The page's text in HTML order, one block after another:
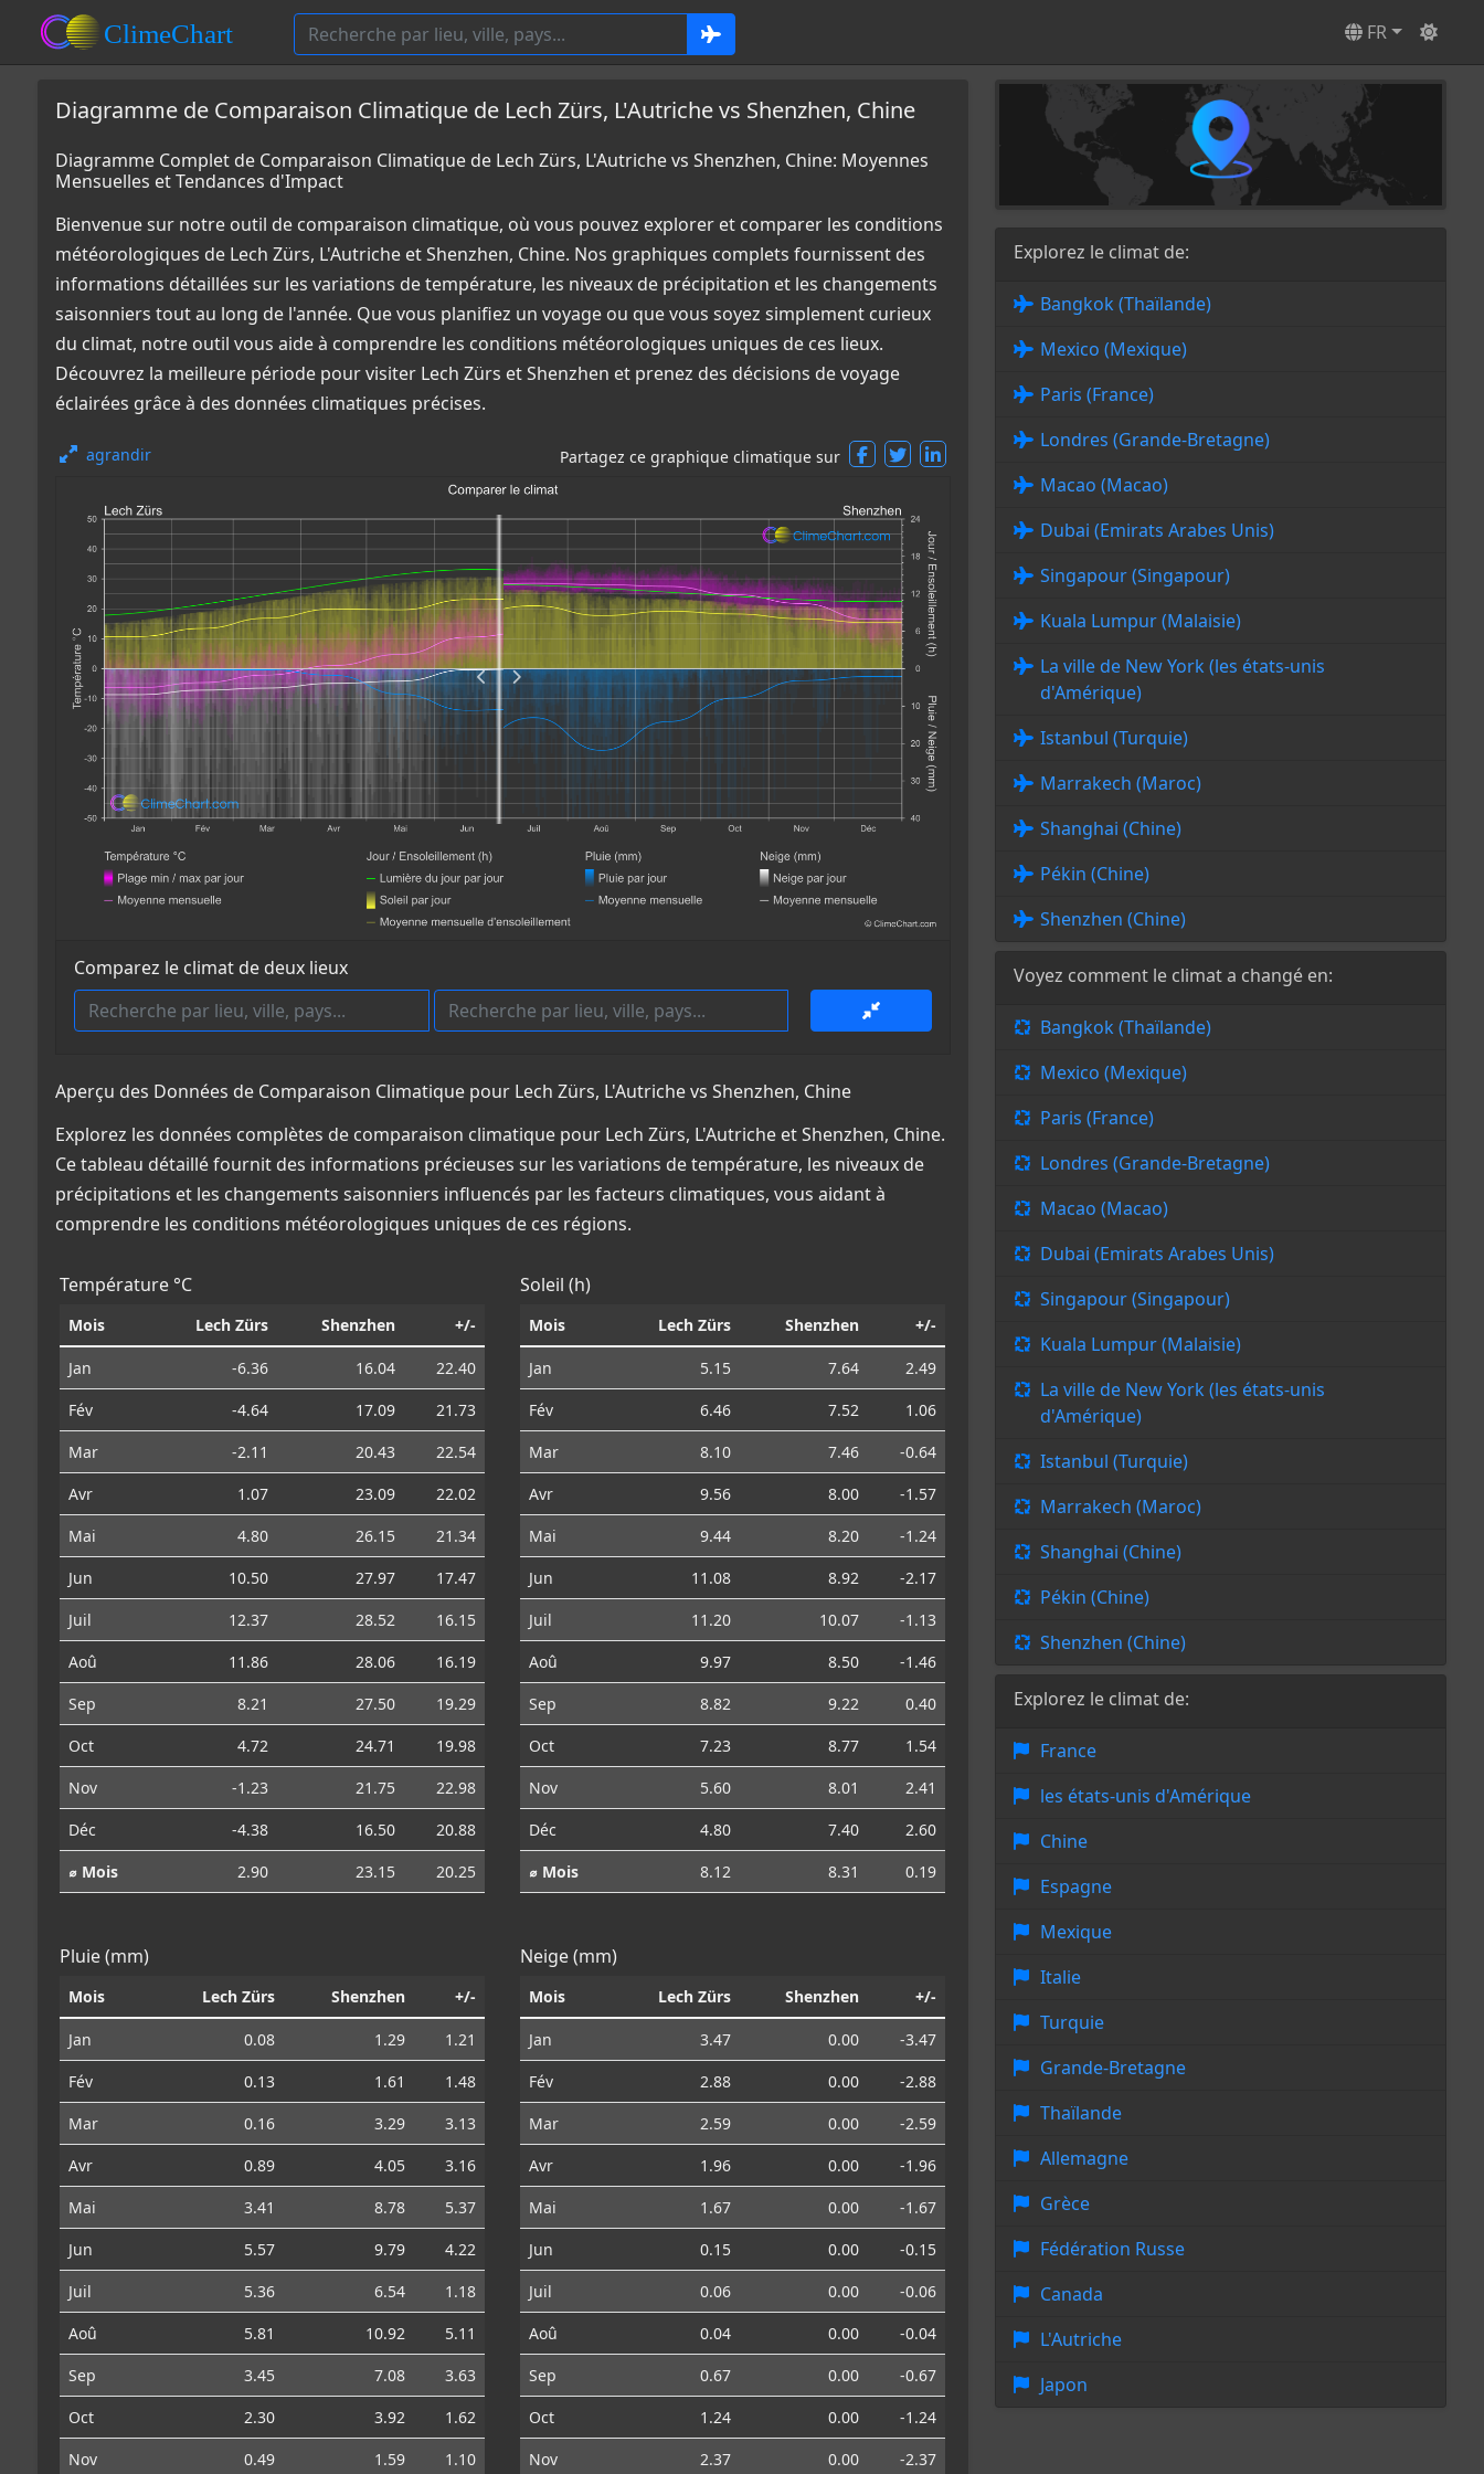
FR
Diagramme de Comparaison Climatique de Lech Zürs, L'Autriche vs Shenzhen, Chine
Diagramme Complet de Comparaison Climatique de Lech Zürs, L'Autriche vs Shenzhen, Chine: Moyennes
Mensuelles et Tendances d'Impact
Bienvenue sur notre outil de comparaison climatique, où vous pouvez explorer et comparer les conditions
météorologiques de Lech Zürs, L'Autriche et Shenzhen, Chine. Nos graphiques complets fournissent des
informations détaillées sur les variations de température, les niveaux de précipitation et les changements
saisonniers tout au long de l'année. Que vous planifiez un voyage ou que vous soyez simplement curieux
du climat, notre outil vous aide à comprendre les conditions météorologiques uniques de ces lieux.
Découvrez la meilleure période pour visiter Lech Zürs et Shenzhen et prenez des décisions de voyage
éclairées grâce à des données climatiques précises.
agrandir Partagez ce graphique climatique sur
Comparez le climat de deux lieux
Aperçu des Données de Comparaison Climatique pour Lech Zürs, L'Autriche vs Shenzhen, Chine
Explorez les données complètes de comparaison climatique pour Lech Zürs, L'Autriche et Shenzhen, Chine.
Ce tableau détaillé fournit des informations précieuses sur les variations de température, les niveaux de
précipitations et les changements saisonniers influencés par les facteurs climatiques, vous aidant à
comprendre les conditions météorologiques uniques de ces régions.
Température °C
Mois Lech Zürs Shenzhen +/-
Jan -6.36 16.04
22.40
Fév
-4.64 17.09
21.73
Mar
-2.11 20.43
22.54
Avr
1.07 23.09
22.02
Mai
4.80 26.15
21.34
Jun
10.50 27.97
17.47
Juil
12.37 28.52
16.15
Aoû
11.86 28.06
16.19
Sep
8.21 27.50
19.29
Oct
4.72 24.71
19.98
Nov
-1.23 21.75
22.98
Déc
-4.38 16.50
20.88
⌀ Mois
2.90 23.15 20.25
Soleil (h)
Mois Lech Zürs Shenzhen +/-
Jan 5.15 7.64
2.49
Fév
6.46 7.52
1.06
Mar
8.10 7.46
-0.64
Avr
9.56 8.00
-1.57
Mai
9.44 8.20
-1.24
Jun
11.08 8.92
-2.17
Juil
11.20 10.07
-1.13
Aoû
9.97 8.50
-1.46
Sep
8.82 9.22
0.40
Oct
7.23 8.77
1.54
Nov
5.60 8.01
2.41
Déc
4.80 7.40
2.60
⌀ Mois
8.12 8.31 0.19
Pluie (mm)
Mois Lech Zürs Shenzhen +/-
Jan 0.08 1.29
1.21
Fév
0.13 1.61
1.48
Mar
0.16 3.29
3.13
Avr
0.89 4.05
3.16
Mai
3.41 8.78
5.37
Jun
5.57 9.79
4.22
Juil
5.36 6.54
1.18
Aoû
5.81 10.92
5.11
Sep
3.45 7.08
3.63
Oct
2.30 3.92
1.62
Nov
0.49 1.59 1.10
Neige (mm)
Mois Lech Zürs Shenzhen +/-
Jan 3.47 0.00
-3.47
Fév
2.88 0.00
-2.88
Mar
2.59 0.00
-2.59
Avr
1.96 0.00
-1.96
Mai
1.67 0.00
-1.67
Jun
0.15 0.00
-0.15
Juil
0.06 0.00
-0.06
Aoû
0.04 0.00
-0.04
Sep
0.67 0.00
-0.67
Oct
1.24 0.00
-1.24
Nov
2.37 0.00 -2.37
Explorez le climat de:
Bangkok (Thaïlande)
Mexico (Mexique)
Paris (France)
Londres (Grande-Bretagne)
Macao (Macao)
Dubai (Emirats Arabes Unis)
Singapour (Singapour)
Kuala Lumpur (Malaisie)
La ville de New York (les états-unis
d'Amérique)
Istanbul (Turquie)
Marrakech (Maroc)
Shanghai (Chine)
Pékin (Chine)
Shenzhen (Chine)
Voyez comment le climat a changé en:
Bangkok (Thaïlande)
Mexico (Mexique)
Paris (France)
Londres (Grande-Bretagne)
Macao (Macao)
Dubai (Emirats Arabes Unis)
Singapour (Singapour)
Kuala Lumpur (Malaisie)
La ville de New York (les états-unis
d'Amérique)
Istanbul (Turquie)
Marrakech (Maroc)
Shanghai (Chine)
Pékin (Chine)
Shenzhen (Chine)
Explorez le climat de:
France
les états-unis d'Amérique
Chine
Espagne
Mexique
Italie
Turquie
Grande-Bretagne
Thaïlande
Allemagne
Grèce
Fédération Russe
Canada
L'Autriche
Japon